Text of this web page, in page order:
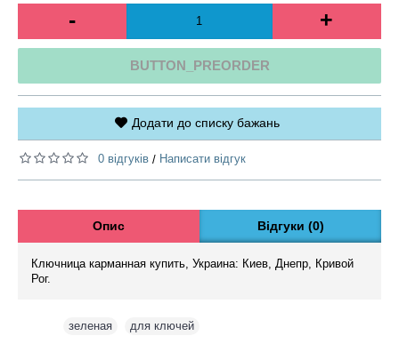
- +
BUTTON_PREORDER
Додати до списку бажань
0 відгуків / Написати відгук
Опис Відгуки (0)
Ключница карманная купить, Украина: Киев, Днепр, Кривой
Рог.
зеленая для ключей